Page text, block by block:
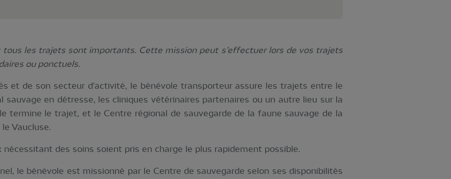
tous les trajets sont importants. Cette mission peut s’effectuer lors de vos trajets
ou ponctuels.
et de son secteur d'activité, le bénévole transporteur assure les trajets entre le
sauvage en détresse, les cliniques vétérinaires partenaires ou un autre lieu sur la
termine le trajet, et le Centre régional de sauvegarde de la faune sauvage de la
Vaucluse.
des soins soient pris en charge le plus rapidement possible.
le bénévole est missionné par le Centre de sauvegarde selon ses disponibilités